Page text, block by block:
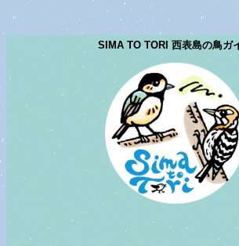
SIMA TO TORI 西表島の鳥ガ